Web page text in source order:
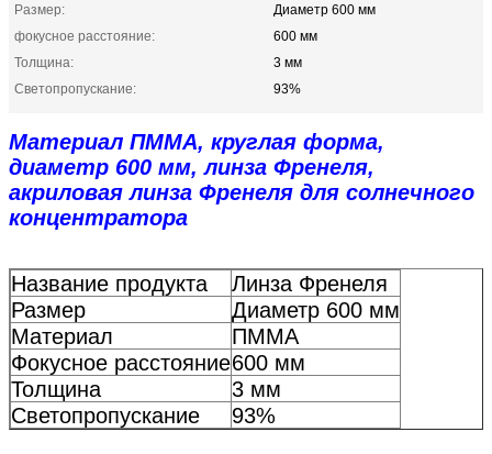
Размер:
Диаметр 600 мм
фокусное расстояние:
600 мм
Толщина:
3 мм
Светопропускание:
93%
Материал ПММА, круглая форма,
диаметр 600 мм, линза Френеля,
акриловая линза Френеля для солнечного
концентратора
Название продукта
Линза Френеля
Размер
Диаметр 600 мм
Материал
ПММА
Фокусное расстояние600 мм
Толщина
3 мм
Светопропускание
93%